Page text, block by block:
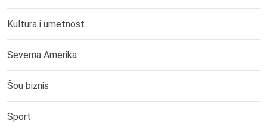
Kultura i umetnost
Severna Amerika
Šou biznis
Sport